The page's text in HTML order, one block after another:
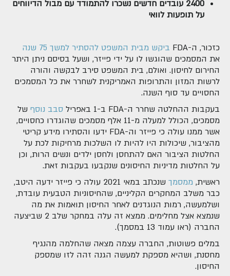
2400 עובדים חדשים נשכרו להתמודד עם מבול הדיווחים
על תופעות לוואי
כזכור, ה-FDA
ביקש מבית המשפט להסתיר למשך 75 שנה
את המסמכים שהוגשו לו על ידי פייזר, ושעל בסיסם ניתן היתר
החירום לחיסון. ואולם, בית המשפט סירב לבקשה והורה
לרשות המזון והתרופות האמריקנית לשחרר את כל המסמכים
החסויים עד סוף השנה.
בעקבות ההחלטה שחרר ה-FDA ב-1 באפריל
סבב נוסף של
מסמכים, הכולל למעלה מ-11 אלף מסמכים שהוגדרו כחסויים,
אשר ממנו עולה כי פייזר וה-FDA ידעו והסתירו מידע קריטי
מהציבור, שיכולות היו להיות לו השלכות מרחיקות לכת על
החלטות הציבור האם להתחסן ולחסן ילדים ונשים הרות, וכן
על החלטות מדיניות החיסונים שנקבעו בעקבות זאת.
ראשית, ממסמך
שנכתב במאי 2021 עולה כי פייזר ידעה היטב,
כבר משלב המחקרים הקליניים, שהחיסוניות הטבעית עובדת,
ושלמעשה, רמות הנוגדנים לאחר החיסון תואמות את מה
שנמצא אצל מחלימים. ממצא זה עלה במחקר שלב 2 שביצעה
החברה (ראו עמוד 13 במסמך).
במלים פשוטות, החברה עצמה מצאה שהחלמה מהנגיף
מחסנת, ושהיא מספקת למעשה הגנה זהה לזו שמספק
החיסון.